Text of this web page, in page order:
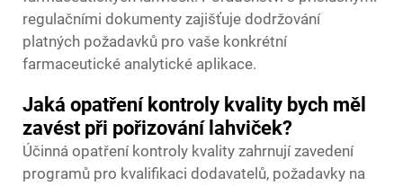
regulačními dokumenty zajišťuje dodržování
platných požadavků pro vaše konkrétní
farmaceutické analytické aplikace.
Jaká opatření kontroly kvality bych měl
zavést při pořizování lahviček?
Účinná opatření kontroly kvality zahrnují zavedení
programů pro kvalifikaci dodavatelů, požadavky na